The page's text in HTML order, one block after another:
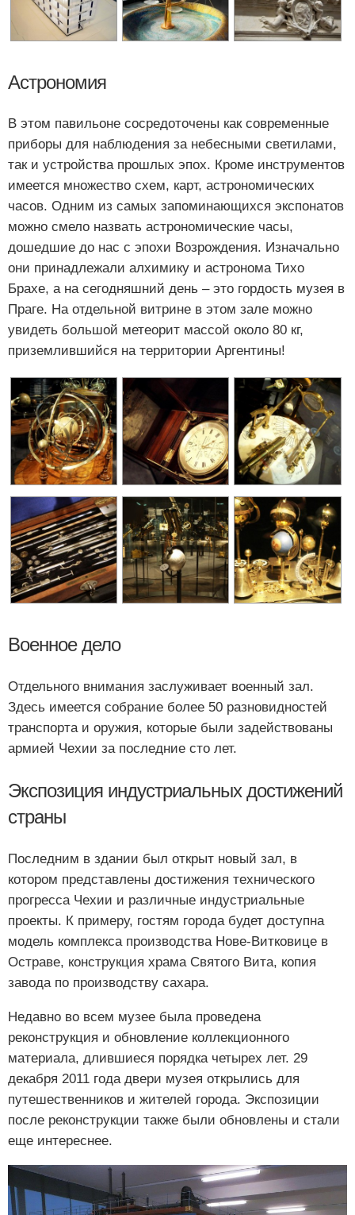
Астрономия
В этом павильоне сосредоточены как современные
приборы для наблюдения за небесными светилами,
так и устройства прошлых эпох. Кроме инструментов
имеется множество схем, карт, астрономических
часов. Одним из самых запоминающихся экспонатов
можно смело назвать астрономические часы,
дошедшие до нас с эпохи Возрождения. Изначально
они принадлежали алхимику и астронома Тихо
Брахе, а на сегодняшний день – это гордость музея в
Праге. На отдельной витрине в этом зале можно
увидеть большой метеорит массой около 80 кг,
приземлившийся на территории Аргентины!
Военное дело
Отдельного внимания заслуживает военный зал.
Здесь имеется собрание более 50 разновидностей
транспорта и оружия, которые были задействованы
армией Чехии за последние сто лет.
Экспозиция индустриальных достижений
страны
Последним в здании был открыт новый зал, в
котором представлены достижения технического
прогресса Чехии и различные индустриальные
проекты. К примеру, гостям города будет доступна
модель комплекса производства Нове-Витковице в
Остраве, конструкция храма Святого Вита, копия
завода по производству сахара.
Недавно во всем музее была проведена
реконструкция и обновление коллекционного
материала, длившиеся порядка четырех лет. 29
декабря 2011 года двери музея открылись для
путешественников и жителей города. Экспозиции
после реконструкции также были обновлены и стали
еще интереснее.